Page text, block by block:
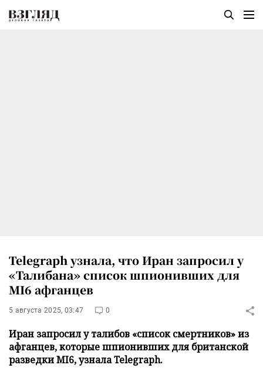
Telegraph узнала, что Иран запросил у
«Талибана» список шпионивших для
MI6 афганцев
5 августа 2025, 03:47 0
Иран запросил у талибов «список смертников» из
афганцев, которые шпионивших для британской
разведки MI6, узнала Telegraph.